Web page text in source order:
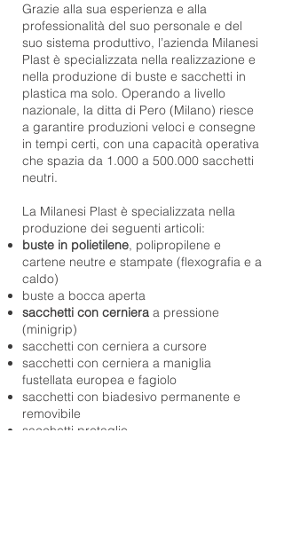
Grazie alla sua esperienza e alla
professionalità del suo personale e del
suo sistema produttivo, l’azienda Milanesi
Plast è specializzata nella realizzazione e
nella produzione di buste e sacchetti in
plastica ma solo. Operando a livello
nazionale, la ditta di Pero (Milano) riesce
a garantire produzioni veloci e consegne
in tempi certi, con una capacità operativa
che spazia da 1.000 a 500.000 sacchetti
neutri.
La Milanesi Plast è specializzata nella
produzione dei seguenti articoli:
buste in polietilene, polipropilene e
cartene neutre e stampate (flexografia e a
caldo)
buste a bocca aperta
sacchetti con cerniera a pressione
(minigrip)
sacchetti con cerniera a cursore
sacchetti con cerniera a maniglia
fustellata europea e fagiolo
sacchetti con biadesivo permanente e
removibile
sacchetti pretaglio